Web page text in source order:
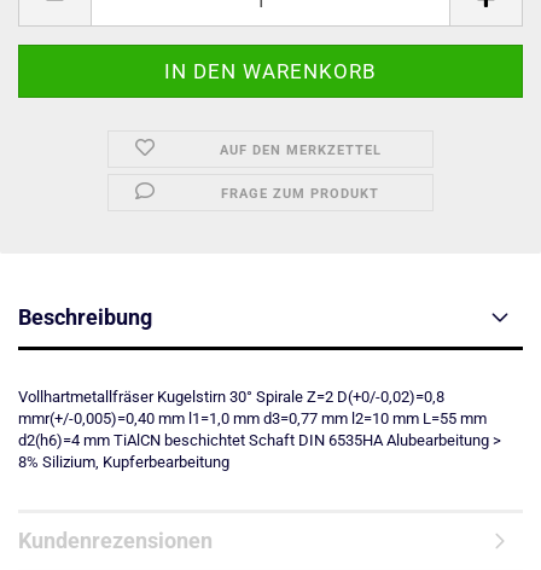
AUF DEN MERKZETTEL
FRAGE ZUM PRODUKT
Beschreibung
Vollhartmetallfräser Kugelstirn 30° Spirale Z=2 D(+0/-0,02)=0,8
mmr(+/-0,005)=0,40 mm l1=1,0 mm d3=0,77 mm l2=10 mm L=55 mm
d2(h6)=4 mm TiAlCN beschichtet Schaft DIN 6535HA Alubearbeitung >
8% Silizium, Kupferbearbeitung
Kundenrezensionen